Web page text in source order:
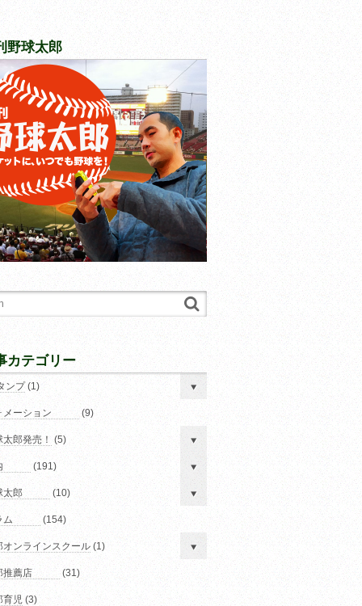
野球太郎
カテゴリー
ンプ(1)
メーション (9)
郎発売！ (5)
(191)
太郎 (10)
ム (154)
オンラインスクール (1)
推薦店 (31)
育児 (3)